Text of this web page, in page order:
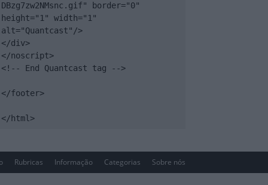
DBzg7zw2NMsnc.gif" border="0"
height="1" width="1"
alt="Quantcast"/>
</div>
</noscript>
<!-- End Quantcast tag -->
</footer>
</html>
Rubricas Informação Categorias Sobre nós